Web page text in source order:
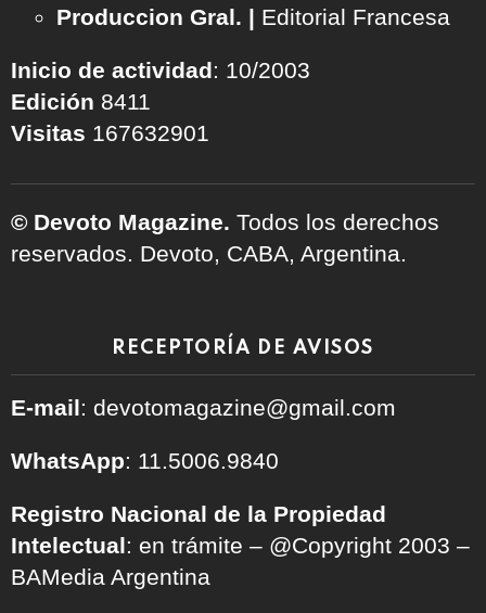
Produccion Gral. | Editorial Francesa
Inicio de actividad: 10/2003
Edición 8411
Visitas 167632901
© Devoto Magazine. Todos los derechos
reservados. Devoto, CABA, Argentina.
RECEPTORÍA DE AVISOS
E-mail: devotomagazine@gmail.com
WhatsApp: 11.5006.9840
Registro Nacional de la Propiedad
Intelectual: en trámite – @Copyright 2003 –
BAMedia Argentina